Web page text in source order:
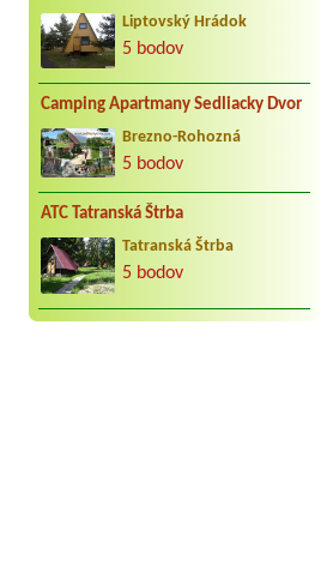
Liptovský Hrádok
5 bodov
Camping Apartmany Sedliacky Dvor
Brezno-Rohozná
5 bodov
ATC Tatranská Štrba
Tatranská Štrba
5 bodov